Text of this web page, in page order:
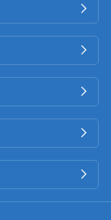




